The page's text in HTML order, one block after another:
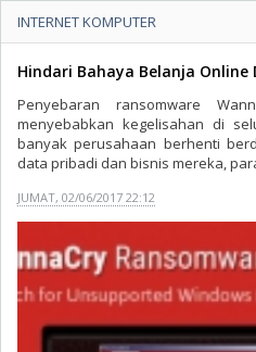
INTERNET KOMPUTER
Hindari Bahaya Belanja Online
Penyebaran ransomware
menyebabkan kegelisahan di
banyak perusahaan berhenti
data pribadi dan bisnis mereka,
JUMAT, 02/06/2017 22:12